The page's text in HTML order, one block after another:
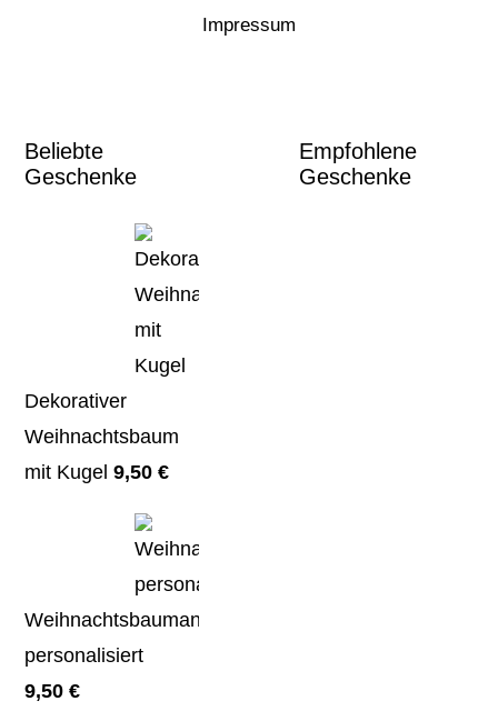
Impressum
Beliebte
Geschenke
Dekorativer
Weihnachtsbaum
mit Kugel 9,50€
Weihnachtsbaumanhänger
personalisiert
9,50€
Empfohlene
Geschenke